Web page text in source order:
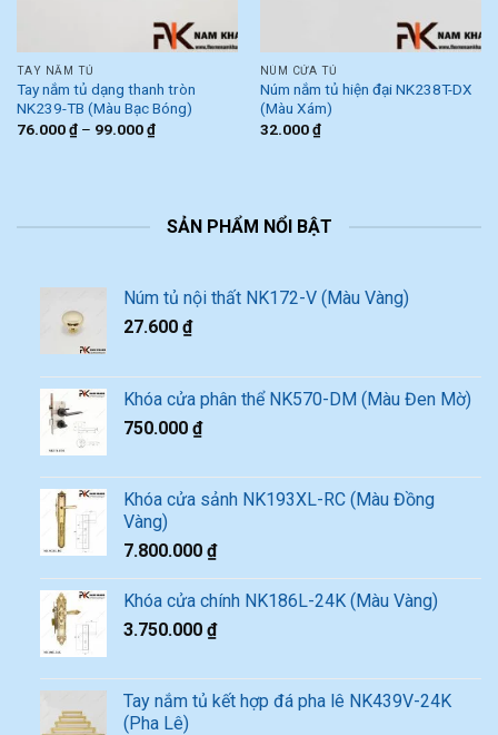
TAY NẮM TỦ
Tay nắm tủ dạng thanh tròn
NK239-TB (Màu Bạc Bóng)
76.000₫– 99.000₫
NÚM CỬA TỦ
Núm nắm tủ hiện đại NK238T-DX
(Màu Xám)
32.000₫
SẢN PHẨM NỔI BẬT
Núm tủ nội thất NK172-V (Màu Vàng)
27.600 ₫
Khóa cửa phân thể NK570-DM (Màu Đen Mờ)
750.000 ₫
Khóa cửa sảnh NK193XL-RC (Màu Đồng
Vàng)
7.800.000 ₫
Khóa cửa chính NK186L-24K (Màu Vàng)
3.750.000 ₫
Tay nắm tủ kết hợp đá pha lê NK439V-24K
(Pha Lê)